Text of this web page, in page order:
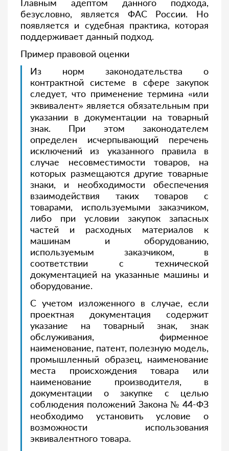
Главным адептом данного подхода,
безусловно, является ФАС России. Но
появляется и судебная практика, которая
поддерживает данный подход.
Пример правовой оценки
Из норм законодательства о
контрактной системе в сфере закупок
следует, что применение термина «или
эквивалент» является обязательным при
указании в документации на товарный
знак. При этом законодателем
определен исчерпывающий перечень
исключений из указанного правила в
случае несовместимости товаров, на
которых размещаются другие товарные
знаки, и необходимости обеспечения
взаимодействия таких товаров с
товарами, используемыми заказчиком,
либо при условии закупок запасных
частей и расходных материалов к
машинам и оборудованию,
используемым заказчиком, в
соответствии с технической
документацией на указанные машины и
оборудование.
С учетом изложенного в случае, если
проектная документация содержит
указание на товарный знак, знак
обслуживания, фирменное
наименование, патент, полезную модель,
промышленный образец, наименование
места происхождения товара или
наименование производителя, в
документации о закупке с целью
соблюдения положений Закона № 44-ФЗ
необходимо установить условие о
возможности использования
эквивалентного товара.